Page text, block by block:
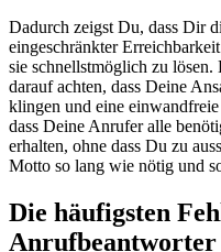
Dadurch zeigst Du, dass Dir
eingeschränkter
sie schnellstmöglich zu
darauf achten, dass Deine
klingen und eine
dass Deine Anrufer alle
erhalten, ohne dass Du zu
Motto so lang wie nötig und
Die häufigsten
Anrufbeantworter